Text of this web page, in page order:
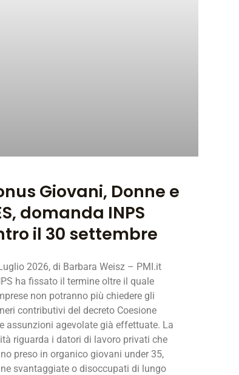
Giovani, Donne e
domanda INPS
il 30 settembre
2026, di Barbara Weisz – PMI.it
ha fissato il termine oltre il quale
non potranno più chiedere gli
contributivi del decreto Coesione
assunzioni agevolate già effettuate. La
riguarda i datori di lavoro privati che
preso in organico giovani under 35,
svantaggiate o disoccupati di lungo